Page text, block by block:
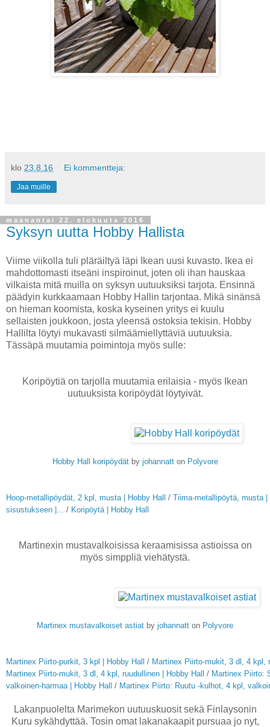
klo 23.8.16 Ei kommentteja:
Jaa muille
maanantai 22. elokuuta 2016
Syksyn uutta Hobby Hallista
Viime viikolla tuli pläräiltyä läpi Ikean uusi kuvasto. Ikea ei
mahdottomasti itseäni inspiroinut, joten oli ihan hauskaa
vilkaista mitä muilla on syksyn uutuuksiksi tarjota. Ensinnä
päädyin kurkkaamaan Hobby Hallin tarjontaa. Mikä sinänsä
on hieman koomista, koska kyseinen yritys ei kuulu
sellaisten joukkoon, josta yleensä ostoksia tekisin. Hobby
Hallilta löytyi mukavasti silmäämiellyttäviä uutuuksia.
Tässäpä muutamia poimintoja myös sulle:
Koripöytiä on tarjolla muutamia erilaisia - myös Ikean
uutuuksista koripöydät löytyivät.
Hobby Hall koripöydätby johannatton Polyvore
Hoop-metallipöydät, 2 kpl, musta | Hobby Hall / Tiima-metallipöytä, musta
sisustukseen |...
/ Koripöytä | Hobby Hall
Martinexin mustavalkoisissa keraamisissa astioissa on
myös simppliä viehätystä.
Martinex mustavalkoiset astiat by johannatt on Polyvore
Martinex Piirto-purkit, 3 kpl | Hobby Hall / Martinex Piirto-mukit, 3 dl, 4 kpl,
Martinex Piirto-mukit, 3 dl, 4 kpl, ruudullinen | Hobby Hall / Martinex Piirto:
valkoinen-harmaa | Hobby Hall / Martinex Piirto: Ruutu -kulhot, 4 kpl,
Lakanpuolelta Marimekon uutuuskuosit sekä Finlaysonin
Kuru sykähdyttää. Tosin omat lakanakaapit pursuaa jo nyt,